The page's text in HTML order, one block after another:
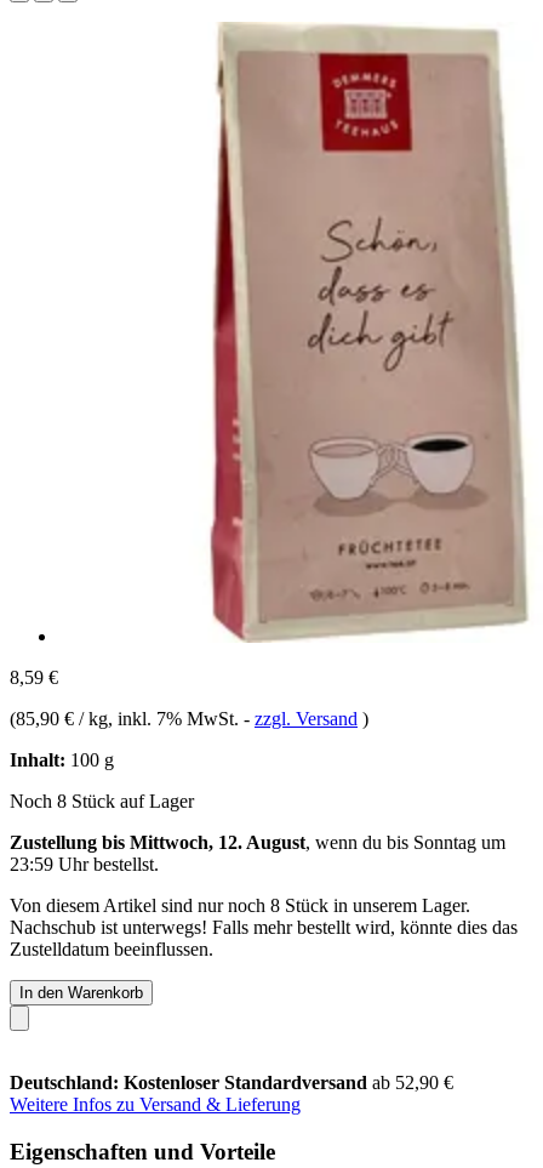
8,59 €
(85,90 € / kg, inkl. 7% MwSt. - zzgl. Versand )
Inhalt: 100 g
Noch 8 Stück auf Lager
Zustellung bis Mittwoch, 12. August, wenn du bis Sonntag um
23:59 Uhrbestellst.
Von diesem Artikel sind nur noch 8 Stück in unserem Lager.
Nachschub ist unterwegs! Falls mehr bestellt wird, könnte dies das
Zustelldatum beeinflussen.
In den Warenkorb
Deutschland: Kostenloser Standardversand ab 52,90 €
Weitere Infos zu Versand & Lieferung
Eigenschaften und Vorteile